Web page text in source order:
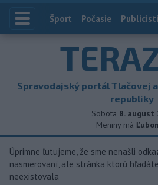
Index
Šport Počasie
Spravodajský portál Tlačovej
republiky
Sobota 8. august
Meniny má
Úprimne ľutujeme, že sme nenašli
nasmerovaní, ale stránka ktorú
neexistovala